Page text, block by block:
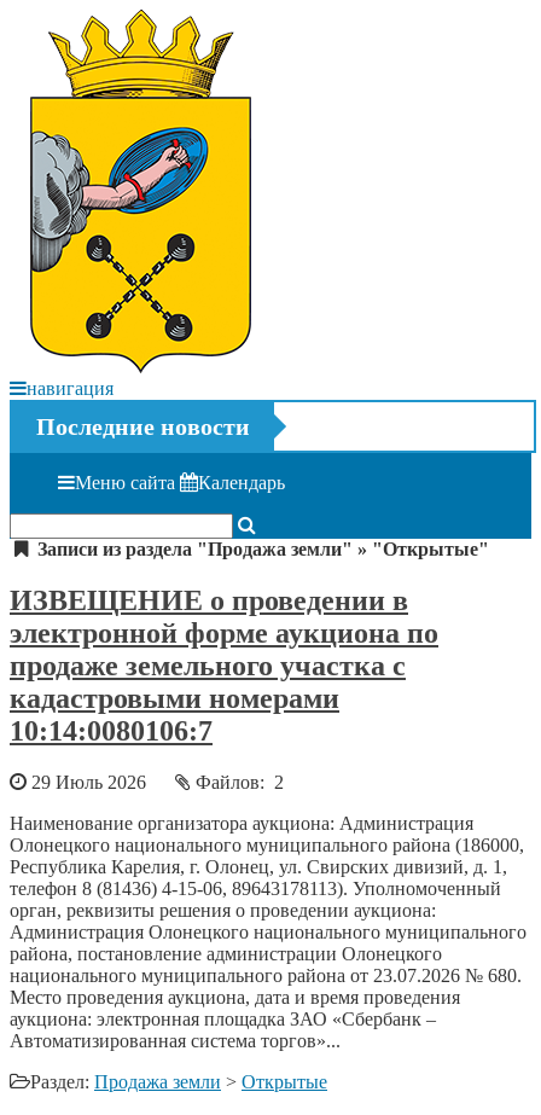
навигация
Последние новости
Меню сайта Календарь
Записи из раздела "Продажа земли" » "Открытые"
ИЗВЕЩЕНИЕ о проведении в
электронной форме аукциона по
продаже земельного участка с
кадастровыми номерами
10:14:0080106:7
29 Июль 2026
Файлов: 2
Наименование организатора аукциона: Администрация
Олонецкого национального муниципального района (186000,
Республика Карелия, г. Олонец, ул. Свирских дивизий, д. 1,
телефон 8 (81436) 4-15-06, 89643178113). Уполномоченный
орган, реквизиты решения о проведении аукциона:
Администрация Олонецкого национального муниципального
района, постановление администрации Олонецкого
национального муниципального района от 23.07.2026 № 680.
Место проведения аукциона, дата и время проведения
аукциона: электронная площадка ЗАО «Сбербанк –
Автоматизированная система торгов»...
Раздел: Продажа земли > Открытые